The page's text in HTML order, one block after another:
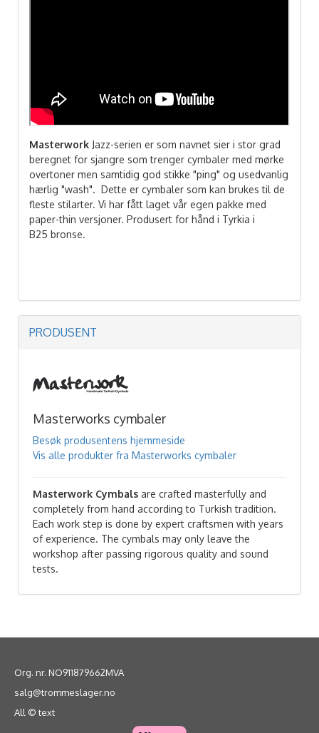
Masterwork Jazz-serien er som navnet sier i stor grad
beregnet for sjangre som trenger cymbaler med mørke
overtoner men samtidig god stikke "ping" og usedvanlig
hærlig "wash". Dette er cymbaler som kan brukes til de
fleste stilarter. Vi har fått laget vår egen pakke med
paper-thin versjoner. Produsert for hånd i Tyrkia i
B25 bronse.
PRODUSENT
Masterworks cymbaler
Besøk produsentens hjemmeside
Vis alle produkter fra Masterworks cymbaler
Masterwork Cymbals are crafted masterfully and
completely from hand according to Turkish tradition.
Each work step is done by expert craftsmen with years
of experience. The cymbals may only leave the
workshop after passing rigorous quality and sound
tests.
Org. nr. NO911879662MVA
salg@trommeslager.no
All © text